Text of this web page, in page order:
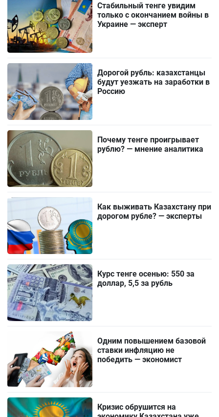
Стабильный тенге увидим
только с окончанием войны в
Украине — эксперт
Дорогой рубль: казахстанцы
будут уезжать на заработки в
Россию
Почему тенге проигрывает
рублю? — мнение аналитика
Как выживать Казахстану при
дорогом рубле? — эксперты
Курс тенге осенью: 550 за
доллар, 5,5 за рубль
Одним повышением базовой
ставки инфляцию не
победить — экономист
Кризис обрушится на